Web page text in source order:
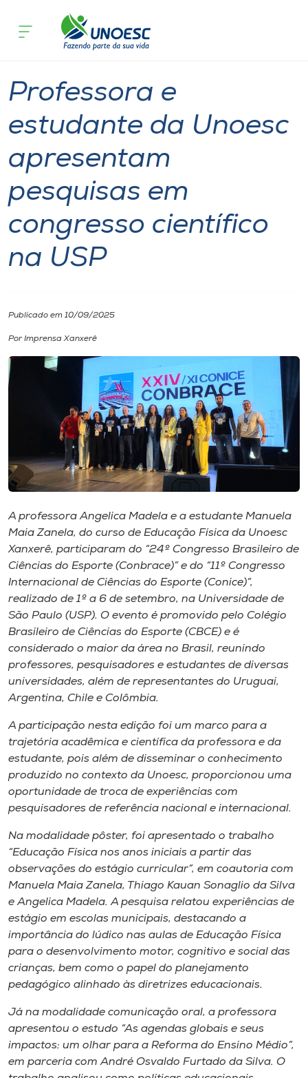
Cursos
Pesquisa
Atendimento ao Estudante
Portal de Ensino
Unoesc
I.nova
Diplomados
CPA
Editora
Rádio
Museu
Unoesc
Store
Selecione
o idioma
A-
Pesquisa
Professora e
estudante da Unoesc
apresentam
pesquisas em
congresso científico
na USP
Publicado em 10/09/2025
Por Imprensa Xanxerê
A professora Angelica Madela e a estudante Manuela
Maia Zanela, do curso de Educação Física da Unoesc
Xanxerê, participaram do “24º Congresso Brasileiro de
Ciências do Esporte (Conbrace)” e do “11º Congresso
Internacional de Ciências do Esporte (Conice)”,
realizado de 1º a 6 de setembro, na Universidade de
São Paulo (USP). O evento é promovido pelo Colégio
Brasileiro de Ciências do Esporte (CBCE) e é
considerado o maior da área no Brasil, reunindo
professores, pesquisadores e estudantes de diversas
universidades, além de representantes do Uruguai,
Argentina, Chile e Colômbia.
A participação nesta edição foi um marco para a
trajetória acadêmica e científica da professora e da
estudante, pois além de disseminar o conhecimento
produzido no contexto da Unoesc, proporcionou uma
oportunidade de troca de experiências com
pesquisadores de referência nacional e internacional.
Na modalidade pôster, foi apresentado o trabalho
“Educação Física nos anos iniciais a partir das
observações do estágio curricular”, em coautoria com
Manuela Maia Zanela, Thiago Kauan Sonaglio da Silva
e Angelica Madela. A pesquisa relatou experiências de
estágio em escolas municipais, destacando a
importância do lúdico nas aulas de Educação Física
para o desenvolvimento motor, cognitivo e social das
crianças, bem como o papel do planejamento
pedagógico alinhado às diretrizes educacionais.
Já na modalidade comunicação oral, a professora
apresentou o estudo “As agendas globais e seus
impactos: um olhar para a Reforma do Ensino Médio”,
em parceria com André Osvaldo Furtado da Silva. O